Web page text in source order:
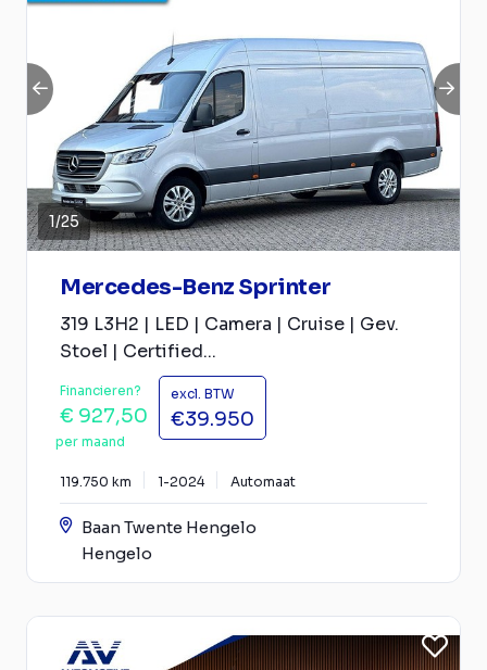
1/25
Mercedes-Benz Sprinter
319 L3H2 | LED | Camera | Cruise | Gev.
Stoel | Certified...
Financieren?
€ 927,50
per maand
excl. BTW
€39.950
119.750 km 1-2024 Automaat
Baan Twente Hengelo
Hengelo